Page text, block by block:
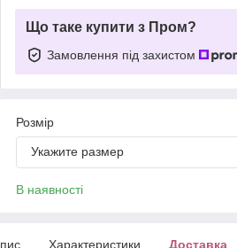
Що таке купити з Пром?
Замовлення під захистом
Розмір
Укажите размер
В наявності
Характеристики Доставка